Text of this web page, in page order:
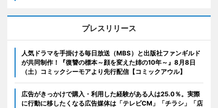
プレスリリース
人気ドラマを手掛ける毎日放送（MBS）と出版社ファンギルド
が共同制作！『復讐の標本～顔を変えた姉の10年～』8月8日
（土）コミックシーモアより先行配信【コミックアウル】
広告がきっかけで購入・利用した経験がある人は25.0％。実際
に行動に移したくなる広告媒体は「テレビCM」「チラシ」「店